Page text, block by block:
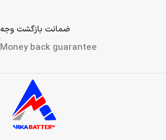
ضمانت بازگشت وجه
Money back guarantee